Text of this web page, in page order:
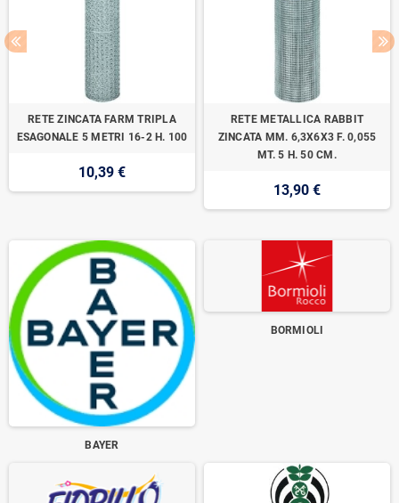
RETE ZINCATA FARM TRIPLA
ESAGONALE 5 METRI 16-2 H. 100
10,39 €
RETE METALLICA RABBIT
ZINCATA MM. 6,3X6X3 F. 0,055
MT. 5 H. 50 CM.
13,90 €
BAYER
BORMIOLI